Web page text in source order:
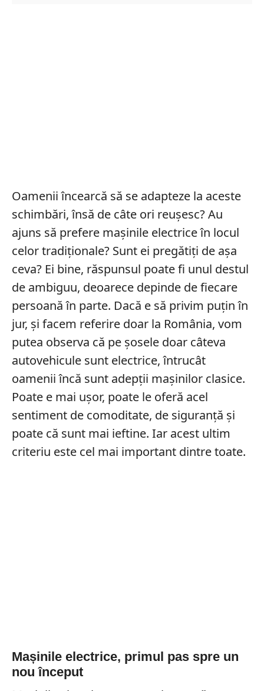
Oamenii încearcă să se adapteze la aceste
schimbări, însă de câte ori reușesc? Au
ajuns să prefere mașinile electrice în locul
celor tradiționale? Sunt ei pregătiți de așa
ceva? Ei bine, răspunsul poate fi unul destul
de ambiguu, deoarece depinde de fiecare
persoană în parte. Dacă e să privim puțin în
jur, și facem referire doar la România, vom
putea observa că pe șosele doar câteva
autovehicule sunt electrice, întrucât
oamenii încă sunt adepții mașinilor clasice.
Poate e mai ușor, poate le oferă acel
sentiment de comoditate, de siguranță și
poate că sunt mai ieftine. Iar acest ultim
criteriu este cel mai important dintre toate.
Mașinile electrice, primul pas spre un
nou început